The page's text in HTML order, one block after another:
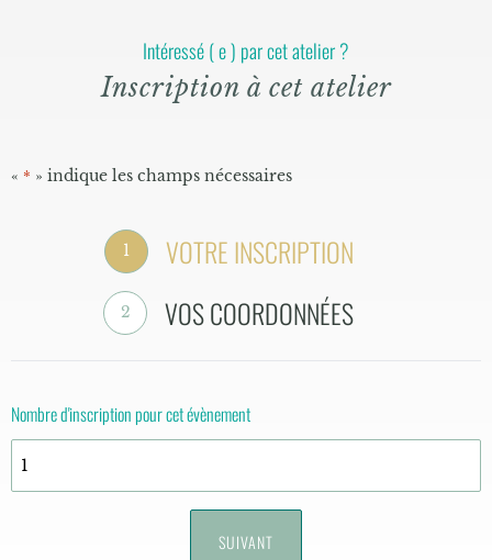
Intéressé ( e ) par cet atelier ?
Inscription à cet atelier
« * » indique les champs nécessaires
1 VOTRE INSCRIPTION
2 VOS COORDONNÉES
Nombre d'inscription pour cet évènement